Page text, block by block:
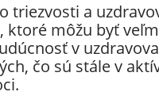
triezvosti a
ktoré môžu byť
v
čo sú stále v